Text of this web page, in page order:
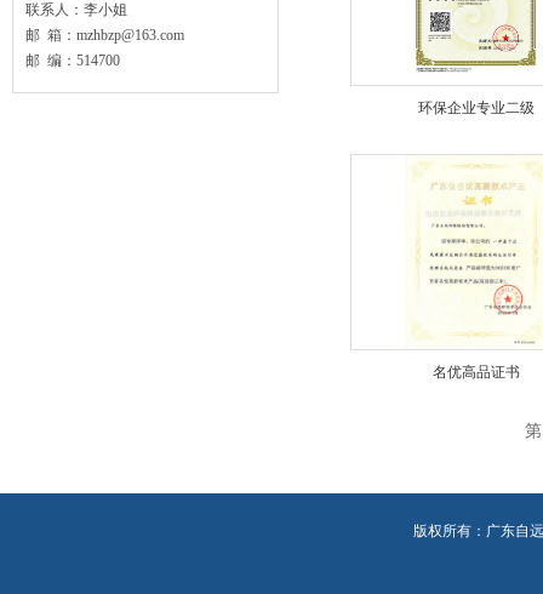
联系人：李小姐
邮 箱：mzhbzp@163.com
邮 编：514700
环保企业专业二级
名优高品证书
第
版权所有：广东自